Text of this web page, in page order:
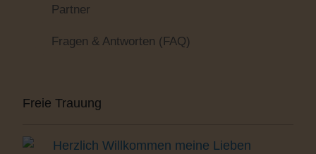
Partner
Fragen & Antworten (FAQ)
Freie Trauung
Herzlich Willkommen meine Lieben